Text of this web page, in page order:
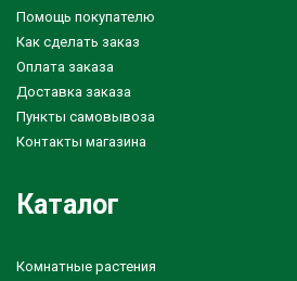
Помощь покупателю
Как сделать заказ
Оплата заказа
Доставка заказа
Пункты самовывоза
Контакты магазина
Каталог
Комнатные растения